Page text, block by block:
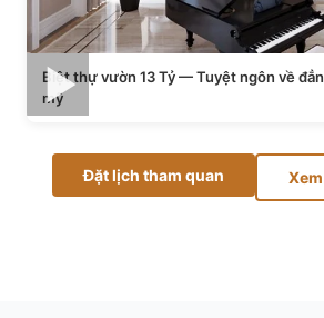
Biệt thự vườn 13 Tỷ — Tuyệt ngôn về
mỹ
Đặt lịch tham quan